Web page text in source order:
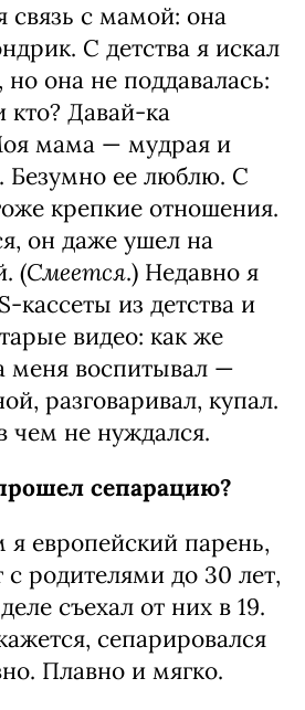
связь с мамой: она
С детства я искал
но она не поддавалась:
Давай-ка
мама — мудрая и
Безумно ее люблю. С
крепкие отношения.
он даже ушел на
(Смеется.) Недавно я
кассеты из детства и
видео: как же
меня воспитывал —
разговаривал, купал.
чем не нуждался.
сепарацию?
европейский парень,
родителями до 30 лет,
съехал от них в 19.
сепарировался
Плавно и мягко.